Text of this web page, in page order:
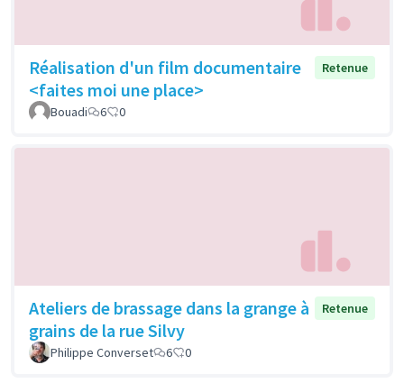
Réalisation d'un film documentaire
<faites moi une place>
Retenue
Bouadi 6 0
Ateliers de brassage dans la grange à
grains de la rue Silvy
Retenue
Philippe Converset 6 0